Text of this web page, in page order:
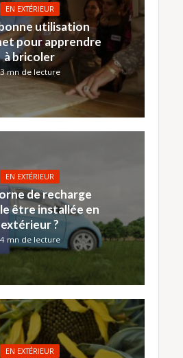
EN EXTÉRIEUR
utilisation
pour apprendre
à bricoler
3 mn de lecture
EN EXTÉRIEUR
de recharge
être installée en
extérieur ?
4 mn de lecture
EN EXTÉRIEUR